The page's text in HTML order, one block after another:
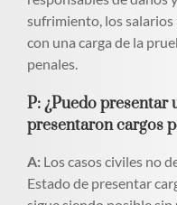
sufrimiento, los salarios
con una carga de la
penales.
P: ¿Puedo presentar
presentaron cargos
A: Los casos civiles no
Estado de presentar